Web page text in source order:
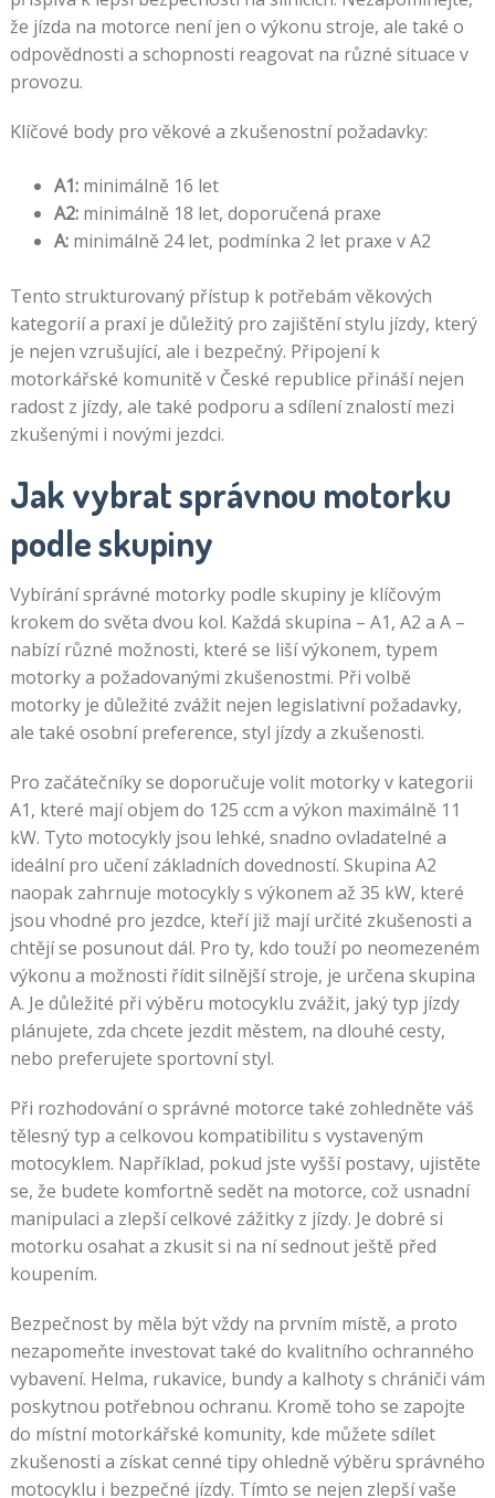
že jízda na motorce není jen o výkonu stroje, ale také o
odpovědnosti a schopnosti reagovat na různé situace v
provozu.
Klíčové body pro věkové a zkušenostní požadavky:
A1:minimálně 16 let
A2:minimálně 18 let, doporučená praxe
A:minimálně 24 let, podmínka 2 let praxe v A2
Tento strukturovaný přístup k potřebám věkových
kategorií a praxí je důležitý pro zajištění stylu jízdy, který
je nejen vzrušující, ale i bezpečný. Připojení k
motorkářské komunitě v České republice přináší nejen
radost z jízdy, ale také podporu a sdílení znalostí mezi
zkušenými i novými jezdci.
Jak vybrat správnou motorku
podle skupiny
Vybírání správné motorky podle skupiny je klíčovým
krokem do světa dvou kol. Každá skupina – A1, A2 a A –
nabízí různé možnosti, které se liší výkonem, typem
motorky a požadovanými zkušenostmi. Při volbě
motorky je důležité zvážit nejen legislativní požadavky,
ale také osobní preference, styl jízdy a zkušenosti.
Pro začátečníky se doporučuje volit motorky v kategorii
A1, které mají objem do 125 ccm a výkon maximálně 11
kW. Tyto motocykly jsou lehké, snadno ovladatelné a
ideální pro učení základních dovedností. Skupina A2
naopak zahrnuje motocykly s výkonem až 35 kW, které
jsou vhodné pro jezdce, kteří již mají určité zkušenosti a
chtějí se posunout dál. Pro ty, kdo touží po neomezeném
výkonu a možnosti řídit silnější stroje, je určena skupina
A. Je důležité při výběru motocyklu zvážit, jaký typ jízdy
plánujete, zda chcete jezdit městem, na dlouhé cesty,
nebo preferujete sportovní styl.
Při rozhodování o správné motorce také zohledněte váš
tělesný typ a celkovou kompatibilitu s vystaveným
motocyklem. Například, pokud jste vyšší postavy, ujistěte
se, že budete komfortně sedět na motorce, což usnadní
manipulaci a zlepší celkové zážitky z jízdy. Je dobré si
motorku osahat a zkusit si na ní sednout ještě před
koupením.
Bezpečnost by měla být vždy na prvním místě, a proto
nezapomeňte investovat také do kvalitního ochranného
vybavení. Helma, rukavice, bundy a kalhoty s chrániči vám
poskytnou potřebnou ochranu. Kromě toho se zapojte
do místní motorkářské komunity, kde můžete sdílet
zkušenosti a získat cenné tipy ohledně výběru správného
motocyklu i bezpečné jízdy. Tímto se nejen zlepší vaše